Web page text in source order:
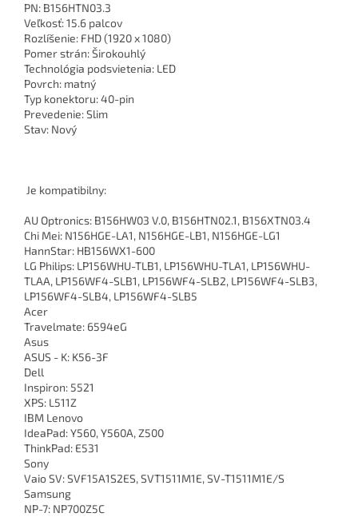
PN: B156HTN03.3
Veľkosť: 15.6 palcov
Rozlíšenie: FHD (1920 x 1080)
Pomer strán: Širokouhlý
Technológia podsvietenia: LED
Povrch: matný
Typ konektoru: 40-pin
Prevedenie: Slim
Stav: Nový
Je kompatibilny:
AU Optronics: B156HW03 V.0, B156HTN02.1, B156XTN03.4
Chi Mei: N156HGE-LA1, N156HGE-LB1, N156HGE-LG1
HannStar: HB156WX1-600
LG Philips: LP156WHU-TLB1, LP156WHU-TLA1, LP156WHU-
TLAA, LP156WF4-SLB1, LP156WF4-SLB2, LP156WF4-SLB3,
LP156WF4-SLB4, LP156WF4-SLB5
Acer
Travelmate: 6594eG
Asus
ASUS - K: K56-3F
Dell
Inspiron: 5521
XPS: L511Z
IBM Lenovo
IdeaPad: Y560, Y560A, Z500
ThinkPad: E531
Sony
Vaio SV: SVF15A1S2ES, SVT1511M1E, SV-T1511M1E/S
Samsung
NP-7: NP700Z5C